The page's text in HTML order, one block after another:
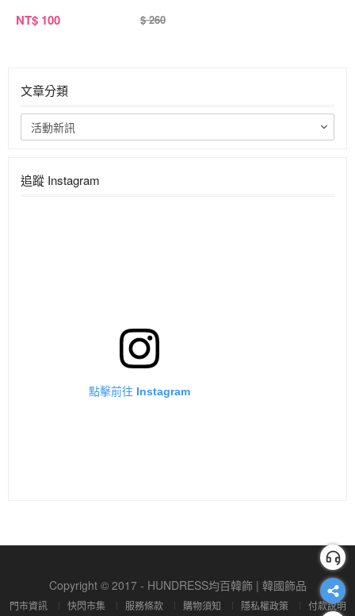
NT$ 100 $ 260
文章分類
活動新訊
追蹤 Instagram
點擊前往 Instagram
Copyright © 2017 - HUNDRESS均百韓飾 | 韓國飾品
門市資訊 快閃市集 服務條款 購物須知 隱私權政策 付款說明